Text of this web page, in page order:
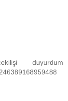
duyurdum